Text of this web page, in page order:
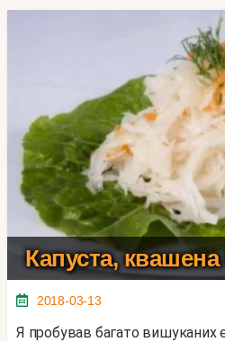
Капуста,
2018-03-13
Я пробував багато вишуканих екзотичних страв, але,